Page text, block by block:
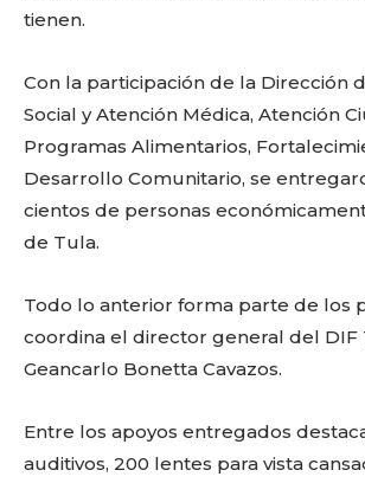
tienen.
Con la participación de la Dirección
Social y Atención Médica, Atención
Programas Alimentarios,
Desarrollo Comunitario, se
cientos de personas
de Tula.
Todo lo anterior forma parte de los
coordina el director general del DIF
Geancarlo Bonetta Cavazos.
Entre los apoyos entregados
auditivos, 200 lentes para vista